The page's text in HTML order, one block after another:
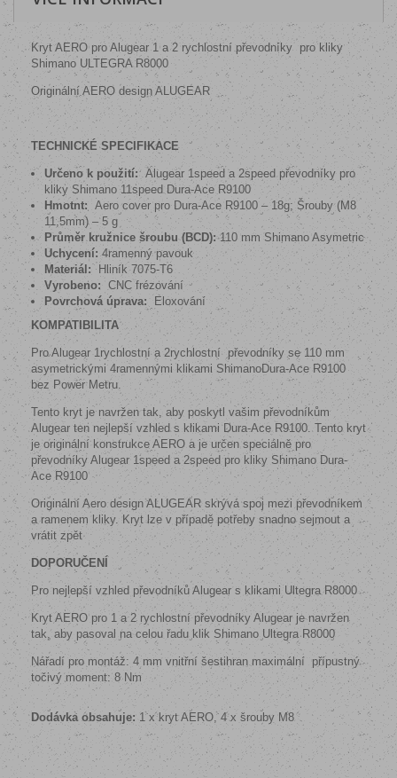
Kryt AERO pro Alugear 1 a 2 rychlostní převodníky pro kliky
Shimano ULTEGRA R8000
Originální AERO design ALUGEAR
TECHNICKÉ SPECIFIKACE
Určeno k použití: Alugear 1speed a 2speed převodníky pro
kliky Shimano 11speedDura-Ace R9100
Hmotnt: Aero cover pro Dura-Ace R9100 – 18g; Šrouby (M8
11,5mm) – 5 g
Průměr kružnice šroubu (BCD): 110 mm Shimano Asymetric
Uchycení: 4ramenný pavouk
Materiál:
Hliník 7075-T6
Vyrobeno: CNC frézování
Povrchová úprava:
Eloxování
KOMPATIBILITA
Pro Alugear 1rychlostní a 2rychlostní
převodníky se 110 mm
asymetrickými 4ramennými klikami ShimanoDura-Ace R9100
bez Power Metru.
Tento kryt je navržen tak, aby poskytl vašim převodníkům
Alugear ten nejlepší vzhled s klikami Dura-Ace R9100. Tento kryt
je originální konstrukce AERO a je určen speciálně pro
převodníky Alugear 1speed a 2speed pro kliky Shimano Dura-
Ace R9100
Originální Aero design ALUGEAR skrývá spoj mezi převodníkem
a ramenem kliky. Kryt lze v případě potřeby snadno sejmout a
vrátit zpět
DOPORUČENÍ
Pro nejlepší vzhled převodníků Alugear s klikami Ultegra R8000
Kryt AERO pro 1 a 2 rychlostní převodníky Alugear je navržen
tak, aby pasoval na celou řadu klik Shimano Ultegra R8000
Nářadí pro montáž: 4 mm vnitřní šestihran maximální
přípustný
točivý moment: 8 Nm
Dodávka obsahuje: 1 x kryt AERO, 4 x šrouby M8